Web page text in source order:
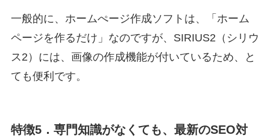
一般的に、ホームぺージ作成ソフトは、「ホーム
ページを作るだけ」なのですが、SIRIUS2（シリウ
ス2）には、画像の作成機能が付いているため、と
ても便利です。
特徴5．専門知識がなくても、最新のSEO対